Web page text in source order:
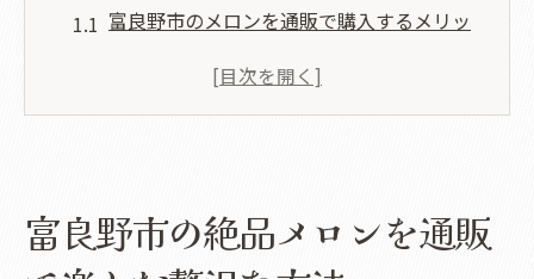
富良野市のメロンを通販で購入するメリッ
富良野市のメロン通販サイトの選び方
法
富良野市のメロンを使ったレシピ紹介
富良野市の絶品メロンを通販